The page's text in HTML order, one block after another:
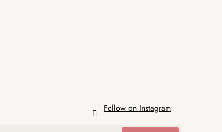
Follow on Instagram